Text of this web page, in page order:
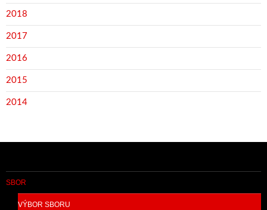
2018
2017
2016
2015
2014
SBOR
VÝBOR SBORU